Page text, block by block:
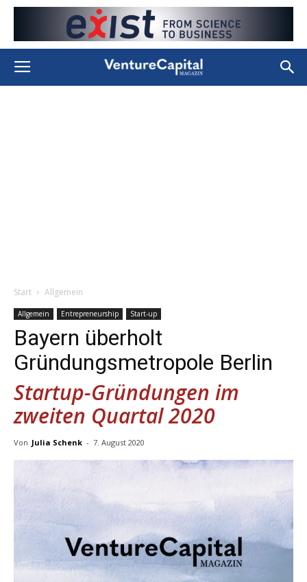
Start Allgemein
Allgemein Entrepreneurship Start-up
Bayern überholt
Gründungsmetropole Berlin
Startup-Gründungen im
zweiten Quartal 2020
Von Julia Schenk - 7. August 2020